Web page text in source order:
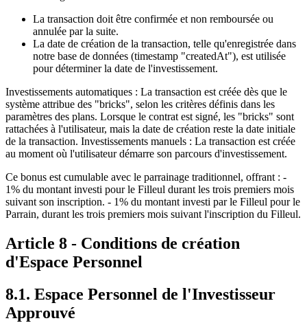
La transaction doit être confirmée et non remboursée ou
annulée par la suite.
La date de création de la transaction, telle qu'enregistrée dans
notre base de données (timestamp "createdAt"), est utilisée
pour déterminer la date de l'investissement.
Investissements automatiques : La transaction est créée dès que le
système attribue des "bricks", selon les critères définis dans les
paramètres des plans. Lorsque le contrat est signé, les "bricks" sont
rattachées à l'utilisateur, mais la date de création reste la date initiale
de la transaction. Investissements manuels : La transaction est créée
au moment où l'utilisateur démarre son parcours d'investissement.
Ce bonus est cumulable avec le parrainage traditionnel, offrant : -
1% du montant investi pour le Filleul durant les trois premiers mois
suivant son inscription. - 1% du montant investi par le Filleul pour le
Parrain, durant les trois premiers mois suivant l'inscription du Filleul.
Article 8 - Conditions de création
d'Espace Personnel
8.1. Espace Personnel de l'Investisseur
Approuvé